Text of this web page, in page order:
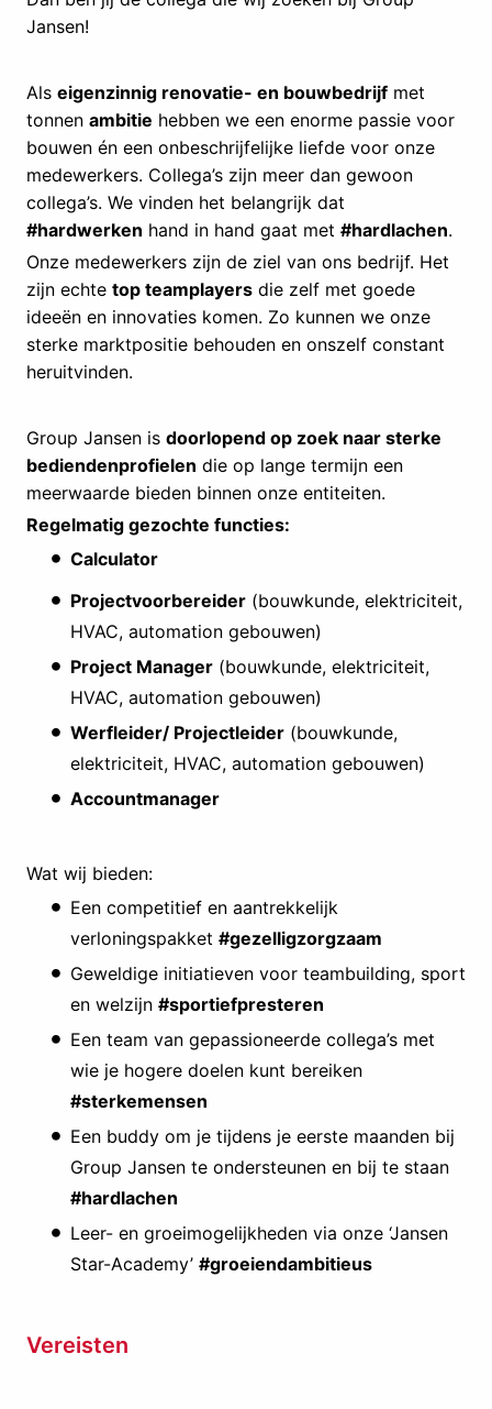
Jansen!
Als eigenzinnig renovatie- en bouwbedrijf met
tonnen ambitie hebben we een enorme passie voor
bouwen én een onbeschrijfelijke liefde voor onze
medewerkers. Collega’s zijn meer dan gewoon
collega’s. We vinden het belangrijk dat
#hardwerken hand in hand gaat met #hardlachen.
Onze medewerkers zijn de ziel van ons bedrijf. Het
zijn echte top teamplayers die zelf met goede
ideeën en innovaties komen. Zo kunnen we onze
sterke marktpositie behouden en onszelf constant
heruitvinden.
Group Jansen is doorlopend op zoek naar sterke
bediendenprofielen die op lange termijn een
meerwaarde bieden binnen onze entiteiten.
Regelmatig gezochte functies:
Calculator
Projectvoorbereider (bouwkunde, elektriciteit,
HVAC, automation gebouwen)
Project Manager (bouwkunde, elektriciteit,
HVAC, automation gebouwen)
Werfleider/ Projectleider (bouwkunde,
elektriciteit, HVAC, automation gebouwen)
Accountmanager
Wat wij bieden:
Een competitief en aantrekkelijk
verloningspakket #gezelligzorgzaam
Geweldige initiatieven voor teambuilding, sport
en welzijn #sportiefpresteren
Een team van gepassioneerde collega’s met
wie je hogere doelen kunt bereiken
#sterkemensen
Een buddy om je tijdens je eerste maanden bij
Group Jansen te ondersteunen en bij te staan
#hardlachen
Leer- en groeimogelijkheden via onze ‘Jansen
Star-Academy’ #groeiendambitieus
Vereisten